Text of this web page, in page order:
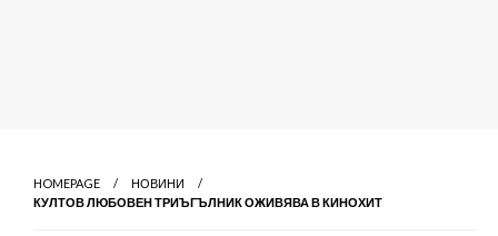
HOMEPAGE
НОВИНИ
КУЛТОВ ЛЮБОВЕН ТРИЪГЪЛНИК ОЖИВЯВА В КИНОХИТ